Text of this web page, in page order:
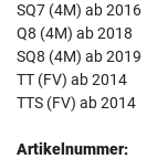
SQ7 (4M) ab 2016
Q8 (4M) ab 2018
SQ8 (4M) ab 2019
TT (FV) ab 2014
TTS (FV) ab 2014
Artikelnummer: